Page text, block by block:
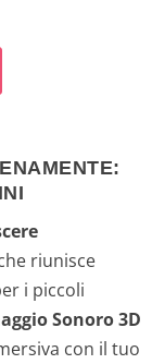
riunisce
i piccoli
Sonoro 3D
con il tuo